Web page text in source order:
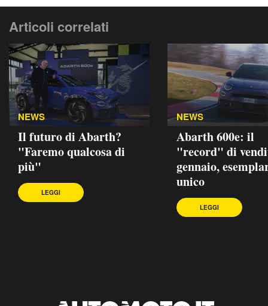
Articoli correlati
NEWS
Il futuro di Abarth?
"Faremo qualcosa di
più"
LEGGI
NEWS
Abarth 600e: il
"record" di
gennaio,
unico
LEGGI